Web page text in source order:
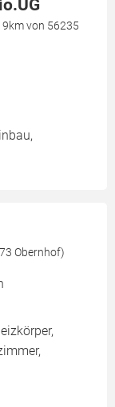
von 56235
Obernhof)